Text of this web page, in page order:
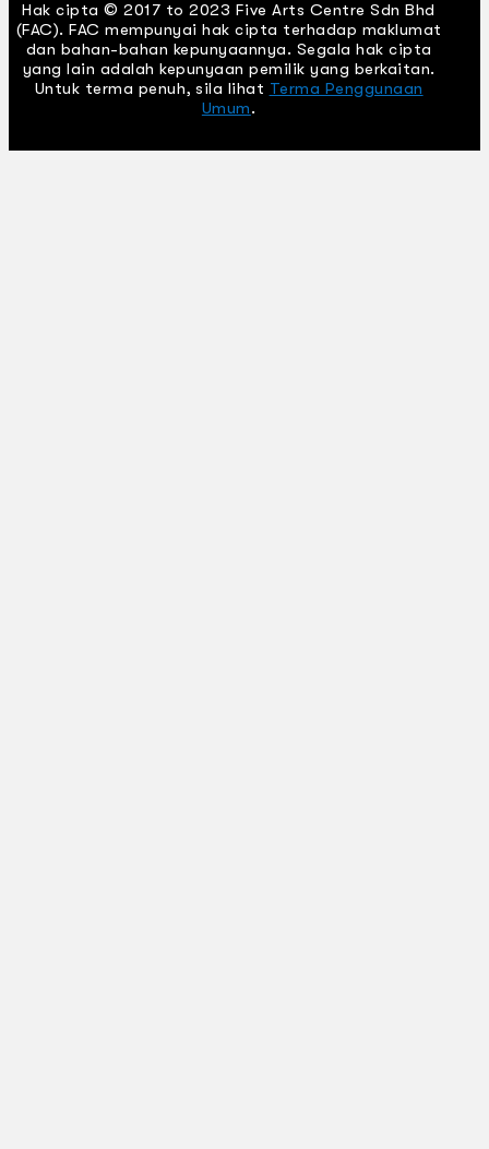
Hak cipta © 2017 to 2023 Five Arts Centre Sdn Bhd
(FAC). FAC mempunyai hak cipta terhadap maklumat
dan bahan-bahan kepunyaannya. Segala hak cipta
yang lain adalah kepunyaan pemilik yang berkaitan.
Untuk terma penuh, sila lihat Terma Penggunaan
Umum.